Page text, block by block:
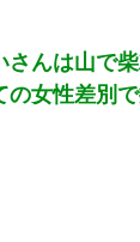
規の姉妹グ
んは山で
の女性差別